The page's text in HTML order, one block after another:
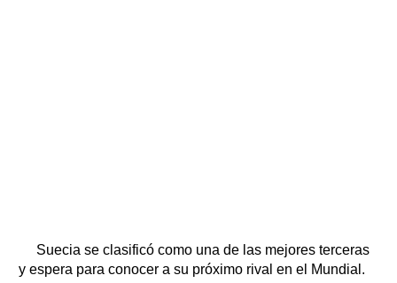
Suecia se clasificó como una de las mejores terceras
y espera para conocer a su próximo rival en el Mundial.